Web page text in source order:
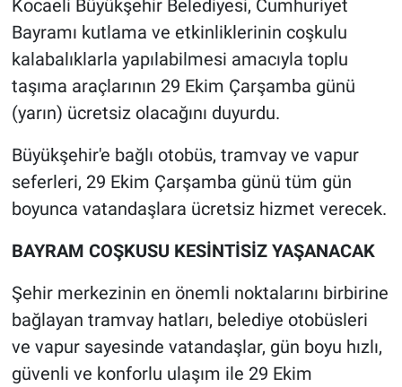
Kocaeli Büyükşehir Belediyesi, Cumhuriyet
Bayramı kutlama ve etkinliklerinin coşkulu
kalabalıklarla yapılabilmesi amacıyla toplu
taşıma araçlarının 29 Ekim Çarşamba günü
(yarın) ücretsiz olacağını duyurdu.
Büyükşehir'e bağlı otobüs, tramvay ve vapur
seferleri, 29 Ekim Çarşamba günü tüm gün
boyunca vatandaşlara ücretsiz hizmet verecek.
BAYRAM COŞKUSU KESİNTİSİZ YAŞANACAK
Şehir merkezinin en önemli noktalarını birbirine
bağlayan tramvay hatları, belediye otobüsleri
ve vapur sayesinde vatandaşlar, gün boyu hızlı,
güvenli ve konforlu ulaşım ile 29 Ekim